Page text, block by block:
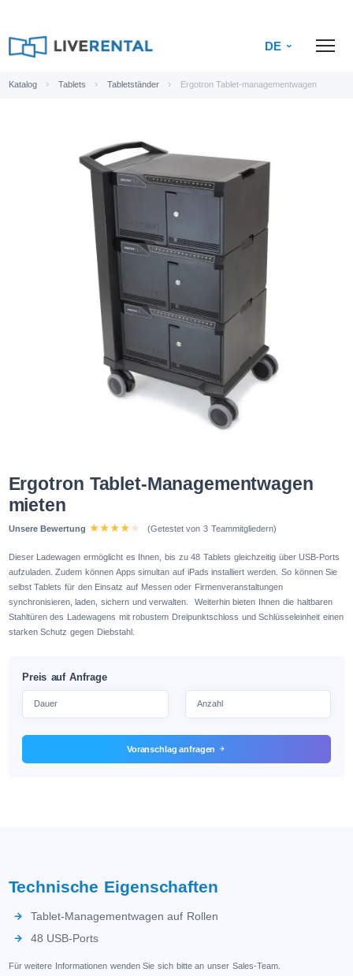
DE
Katalog Tablets Tabletständer Ergotron Tablet-managementwagen
Ergotron Tablet-Managementwagen
mieten
Unsere Bewertung (Getestet von 3 Teammitgliedern)
Dieser Ladewagen ermöglicht es Ihnen, bis zu 48 Tablets gleichzeitig über USB-Ports
aufzuladen. Zudem können Apps simultan auf iPads installiert werden. So können Sie
selbst Tablets für den Einsatz auf Messen oder Firmenveranstaltungen
synchronisieren, laden, sichern und verwalten. Weiterhin bieten Ihnen die haltbaren
Stahltüren des Ladewagens mit robustem Dreipunktschloss und Schlüsseleinheit einen
starken Schutz gegen Diebstahl.
Preis auf Anfrage
Voranschlag anfragen
Technische Eigenschaften
Tablet-Managementwagen auf Rollen
48 USB-Ports
Für weitere Informationen wenden Sie sich bitte an unser Sales-Team.